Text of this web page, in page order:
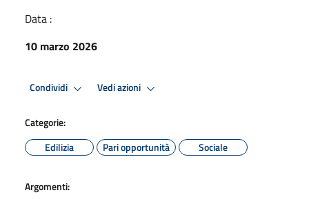
Data :
10 marzo 2026
Condividi Vedi azioni
Categorie:
Edilizia
Pari opportunità Sociale
Argomenti: